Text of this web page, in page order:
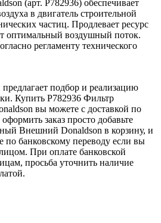
(арт. P782936) обеспечивает
в двигатель строительной
частиц. Продлевает ресурс
оптимальный воздушный поток.
регламенту технического
подбор и реализацию
Купить P782936 Фильтр
вы можете с доставкой по
заказ просто добавьте
Внешний Donaldson в корзину, и
по банковскому переводу если вы
При оплате банковской
просьба уточнить наличие